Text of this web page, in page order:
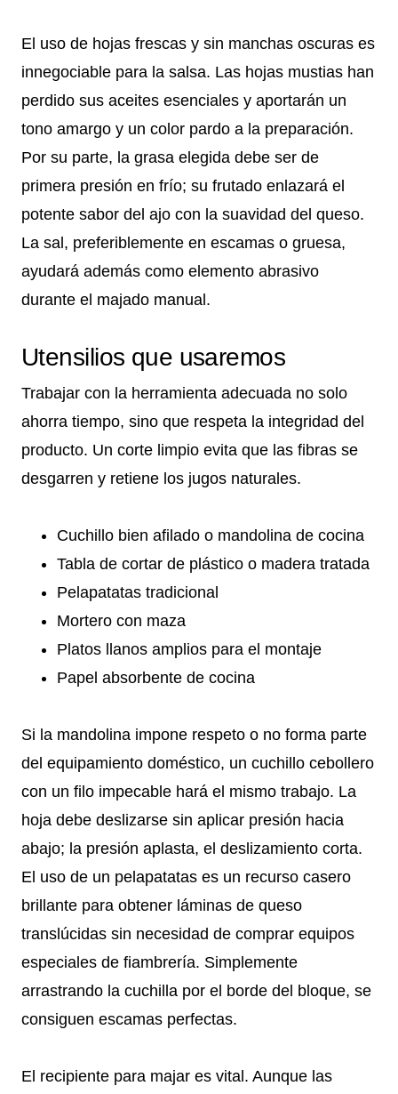
El uso de hojas frescas y sin manchas oscuras es
innegociable para la salsa. Las hojas mustias han
perdido sus aceites esenciales y aportarán un
tono amargo y un color pardo a la preparación.
Por su parte, la grasa elegida debe ser de
primera presión en frío; su frutado enlazará el
potente sabor del ajo con la suavidad del queso.
La sal, preferiblemente en escamas o gruesa,
ayudará además como elemento abrasivo
durante el majado manual.
Utensilios que usaremos
Trabajar con la herramienta adecuada no solo
ahorra tiempo, sino que respeta la integridad del
producto. Un corte limpio evita que las fibras se
desgarren y retiene los jugos naturales.
Cuchillo bien afilado o mandolina de cocina
Tabla de cortar de plástico o madera tratada
Pelapatatas tradicional
Mortero con maza
Platos llanos amplios para el montaje
Papel absorbente de cocina
Si la mandolina impone respeto o no forma parte
del equipamiento doméstico, un cuchillo cebollero
con un filo impecable hará el mismo trabajo. La
hoja debe deslizarse sin aplicar presión hacia
abajo; la presión aplasta, el deslizamiento corta.
El uso de un pelapatatas es un recurso casero
brillante para obtener láminas de queso
translúcidas sin necesidad de comprar equipos
especiales de fiambrería. Simplemente
arrastrando la cuchilla por el borde del bloque, se
consiguen escamas perfectas.
El recipiente para majar es vital. Aunque las